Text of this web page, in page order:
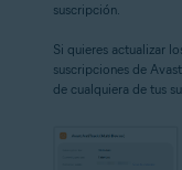
suscripción.
Si quieres actualizar
suscripciones de
de cualquiera de tus